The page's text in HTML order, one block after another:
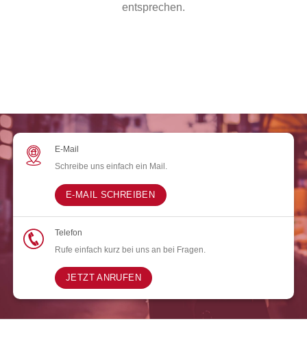
entsprechen.
E-Mail
Schreibe uns einfach ein Mail.
E-MAIL SCHREIBEN
Telefon
Rufe einfach kurz bei uns an bei Fragen.
JETZT ANRUFEN